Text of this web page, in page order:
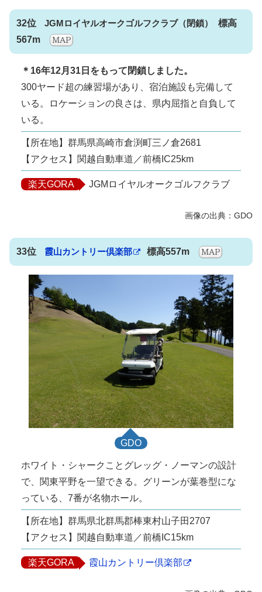
32位 JGMロイヤルオークゴルフクラブ
標高
567m
＊16年12月31日をもって閉鎖しました。
300ヤード超の練習場があり、宿泊施設も完備して
いる。ロケーションの良さは、県内屈指と自負して
いる。
【所在地】群馬県高崎市倉渕町三ノ倉2681
【アクセス】関越自動車道／前橋IC25km
楽天GORA JGMロイヤルオークゴルフクラブ
33位 霞山カントリー倶楽部 標高557m
GDO
ホワイト・シャークことグレッグ・ノーマンの設計
で、関東平野を一望できる。グリーンが葉巻型にな
っている、7番が名物ホール。
【所在地】群馬県北群馬郡棒東村山子田2707
【アクセス】関越自動車道／前橋IC15km
楽天GORA 霞山カントリー倶楽部